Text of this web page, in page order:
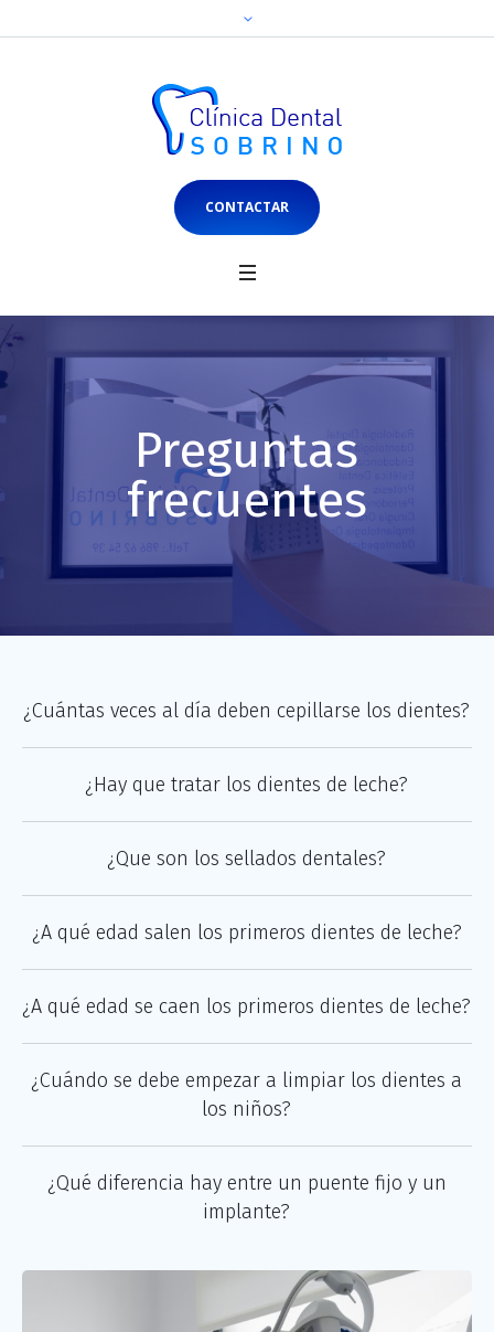
CONTACTAR
Preguntas
frecuentes
¿Cuántas veces al día deben cepillarse los dientes?
¿Hay que tratar los dientes de leche?
¿Que son los sellados dentales?
¿A qué edad salen los primeros dientes de leche?
¿A qué edad se caen los primeros dientes de leche?
¿Cuándo se debe empezar a limpiar los dientes a
los niños?
¿Qué diferencia hay entre un puente fijo y un
implante?